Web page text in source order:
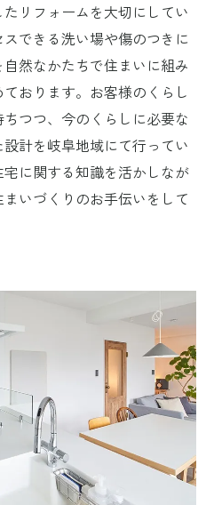
リフォームを大切にしてい
できる洗い場や傷のつきに
然なかたちで住まいに組み
おります。お客様のくらし
つつ、今のくらしに必要な
計を岐阜地域にて行ってい
に関する知識を活かしなが
いづくりのお手伝いをして